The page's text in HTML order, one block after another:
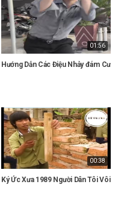
Hà Nội Xưa
01:56
Hướng Dẫn Các Điệu Nhảy đám Cưới
tôi tuổi trẻ không thể quay lại được
00:38
Ký Ức Xưa 1989 Người Dân Tôi Vôi Để